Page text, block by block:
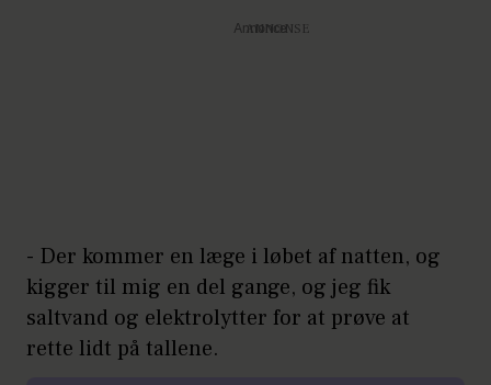
Annonce
- Der kommer en læge i løbet af natten, og
kigger til mig en del gange, og jeg fik
saltvand og elektrolytter for at prøve at
rette lidt på tallene.